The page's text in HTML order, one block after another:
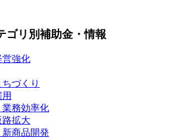
ゴリ別補助金・情報
営強化
づくり
務効率化
路拡大
新商品開発